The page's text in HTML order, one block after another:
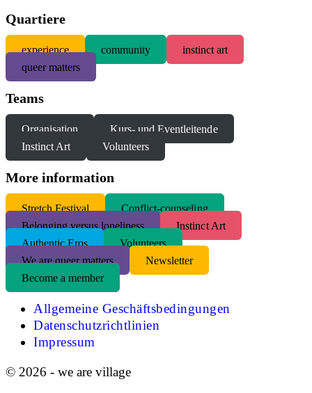
Quartiere
experience community
instinct art
queer matters
Teams
Organisation
Kurs- und Eventleitende
Instinct Art
Volunteers
More information
Stretch Festival
Conflict-counseling
Belonging versus loneliness
Instinct Art
Authentic Eros
Volunteers
We are queer matters
Newsletter
Become a member
Allgemeine Geschäftsbedingungen
Datenschutzrichtlinien
Impressum
© 2026 - we are village